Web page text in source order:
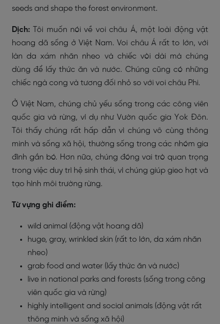
seeds and shape the forest environment.
Dịch:
Tôi muốn nói về voi châu Á, một loài động vật
hoang dã sống ở Việt Nam. Voi châu Á rất to lớn, với
làn da xám nhăn nheo và chiếc vòi dài mà chúng
dùng để lấy thức ăn và nước. Chúng cũng có những
chiếc ngà cong và tương đối nhỏ so với voi châu Phi.
Ở Việt Nam, chúng chủ yếu sống trong các công viên
quốc gia và rừng, ví dụ như Vườn quốc gia Yok Đôn.
Tôi thấy chúng rất hấp dẫn vì chúng vô cùng thông
minh và sống xã hội, thường sống trong các nhóm gia
đình gắn bó. Hơn nữa, chúng đóng vai trò quan trọng
trong việc duy trì hệ sinh thái, vì chúng giúp gieo hạt và
tạo hình môi trường rừng.
Từ vựng ghi điểm:
wild animal (động vật hoang dã)
huge, gray, wrinkled skin (rất to lớn, da xám nhăn
nheo)
grab food and water (lấy thức ăn và nước)
live in national parks and forests (sống trong công
viên quốc gia và rừng)
highly intelligent and social animals (động vật rất
thông minh và sống xã hội)